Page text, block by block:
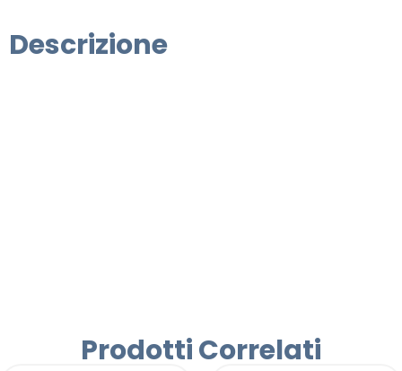
Descrizione
Prodotti Correlati